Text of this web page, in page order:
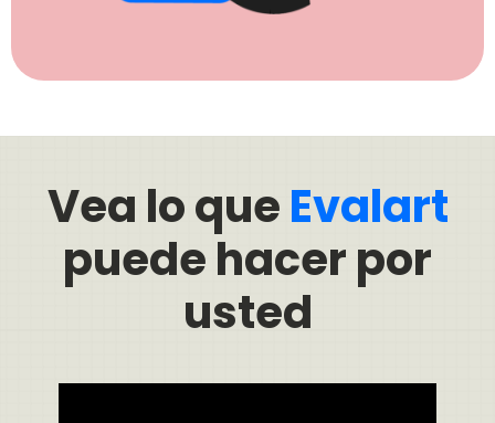
Vea lo queEvalart
puede hacer por
usted